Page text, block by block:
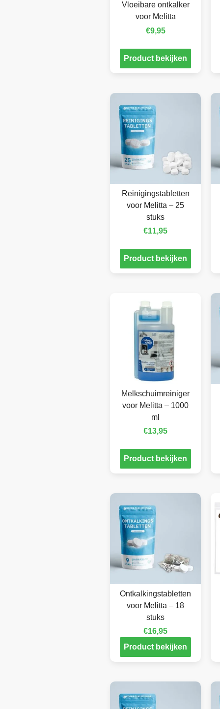
Vloeibare ontkalker
voor Melitta
€9,95
Product bekijken
Reinigingstabletten
voor Melitta – 25
stuks
€11,95
Product bekijken
Melkschuimreiniger
voor Melitta – 1000
ml
€13,95
Product bekijken
Ontkalkingstabletten
voor Melitta – 18
stuks
€16,95
Product bekijken